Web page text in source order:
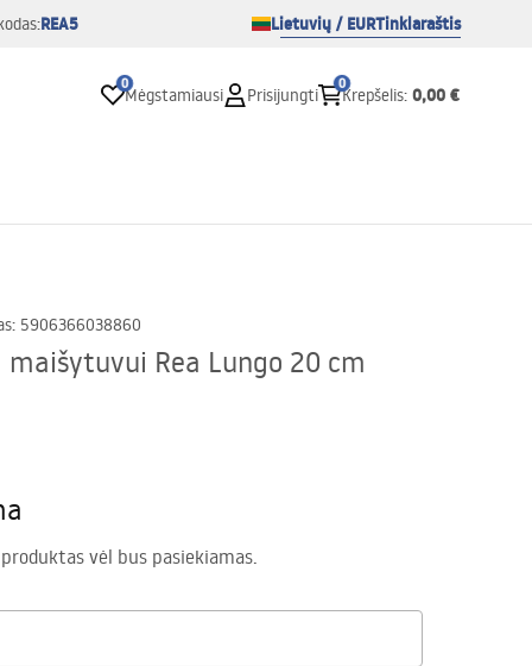
REA5 Lietuvių / EURTinklaraštis
0
Mėgstamiausi Prisijungti
0
Krepšelis: 0,00 €
: 5906366038860
Rea Lungo 20 cm
vėl bus pasiekiamas.